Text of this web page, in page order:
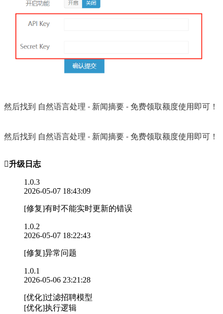
然后找到 自然语言处理 - 新闻摘要 - 免费领取额度使用即可！
然后找到 自然语言处理 - 新闻摘要 - 免费领取额度使用即可！
升级日志
1.0.3
2026-05-07 18:43:09
[修复]有时不能实时更新的错误
1.0.2
2026-05-07 18:22:43
[修复]异常问题
1.0.1
2026-05-06 23:21:28
[优化]过滤招聘模型
[优化]执行逻辑